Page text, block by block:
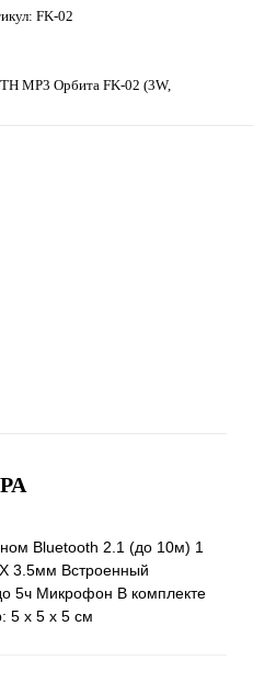
FK-02
MP3 Орбита FK-02 (3W,
Bluetooth 2.1 (до 10м) 1
3.5мм Встроенный
5ч Микрофон В комплекте
5 х 5 х 5 см